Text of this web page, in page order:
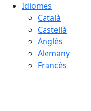
Idiomes
Català
Castellà
Anglès
Alemany
Francès